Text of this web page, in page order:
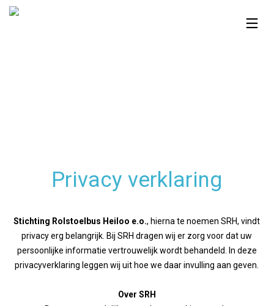
Privacy verklaring
Stichting Rolstoelbus Heiloo e.o., hierna te noemen SRH, vindt
privacy erg belangrijk. Bij SRH dragen wij er zorg voor dat uw
persoonlijke informatie vertrouwelijk wordt behandeld. In deze
privacyverklaring leggen wij uit hoe we daar invulling aan geven.
Over SRH